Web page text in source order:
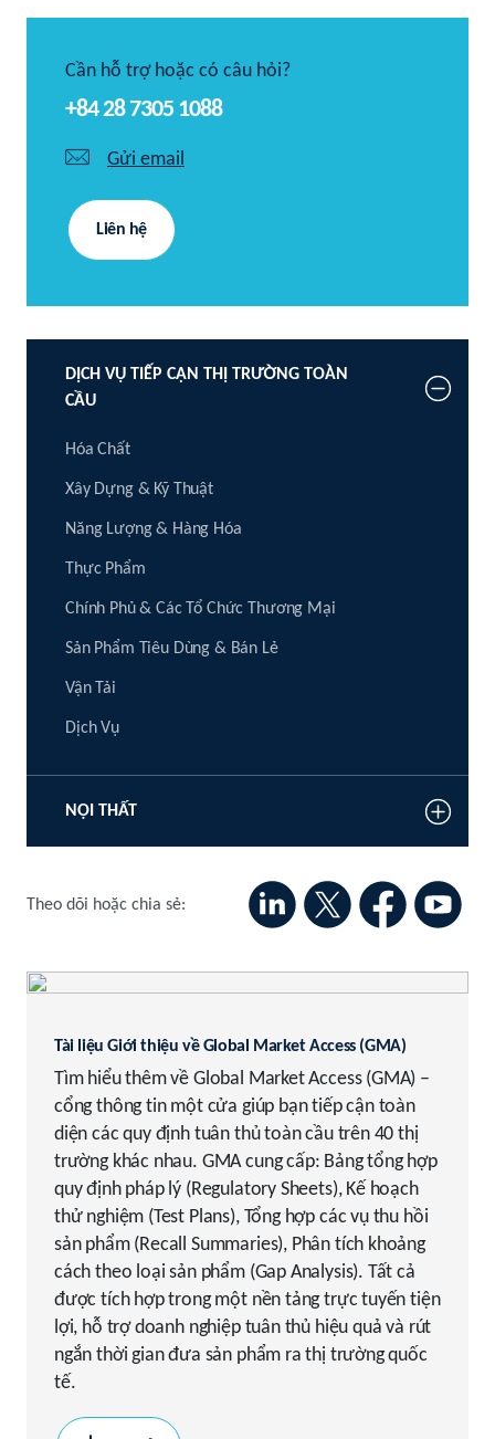
Cần hỗ trợ hoặc có câu hỏi?
+84 28 7305 1088
Gửi email
Liên hệ
DỊCH VỤ TIẾP CẬN THỊ TRƯỜNG TOÀN
CẦU
Hóa Chất
Xây Dựng & Kỹ Thuật
Năng Lượng & Hàng Hóa
Thực Phẩm
Chính Phủ & Các Tổ Chức Thương Mại
Sản Phẩm Tiêu Dùng & Bán Lẻ
Vận Tải
Dịch Vụ
NỘI THẤT
Theo dõi hoặc chia sẻ:
Tài liệu Giới thiệu về Global Market Access (GMA)
Tìm hiểu thêm về Global Market Access (GMA) –
cổng thông tin một cửa giúp bạn tiếp cận toàn
diện các quy định tuân thủ toàn cầu trên 40 thị
trường khác nhau. GMA cung cấp: Bảng tổng hợp
quy định pháp lý (Regulatory Sheets), Kế hoạch
thử nghiệm (Test Plans), Tổng hợp các vụ thu hồi
sản phẩm (Recall Summaries), Phân tích khoảng
cách theo loại sản phẩm (Gap Analysis). Tất cả
được tích hợp trong một nền tảng trực tuyến tiện
lợi, hỗ trợ doanh nghiệp tuân thủ hiệu quả và rút
ngắn thời gian đưa sản phẩm ra thị trường quốc
tế.